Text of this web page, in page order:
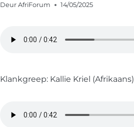
Deur AfriForum 14/05/2025
Klankgreep: Kallie Kriel (Afrikaans)